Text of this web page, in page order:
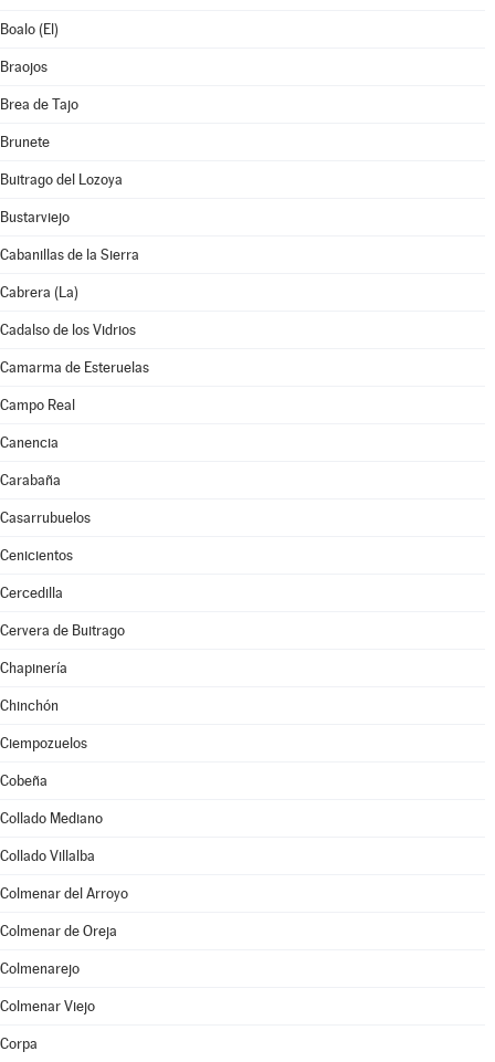
Boalo (El)
Braojos
Brea de Tajo
Brunete
Buitrago del Lozoya
Bustarviejo
Cabanillas de la Sierra
Cabrera (La)
Cadalso de los Vidrios
Camarma de Esteruelas
Campo Real
Canencia
Carabaña
Casarrubuelos
Cenicientos
Cercedilla
Cervera de Buitrago
Chapinería
Chinchón
Ciempozuelos
Cobeña
Collado Mediano
Collado Villalba
Colmenar del Arroyo
Colmenar de Oreja
Colmenarejo
Colmenar Viejo
Corpa